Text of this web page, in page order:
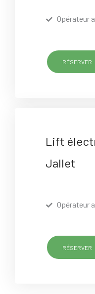
Opérateur
RÉSERVER
Lift
Jallet
Opérateur
RÉSERVER